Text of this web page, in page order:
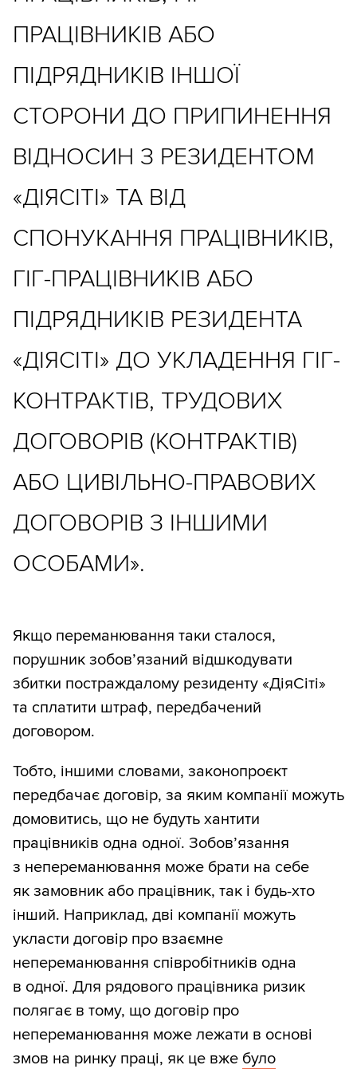
ПРАЦІВНИКІВ АБО
ПІДРЯДНИКІВ ІНШОЇ
СТОРОНИ ДО ПРИПИНЕННЯ
ВІДНОСИН З РЕЗИДЕНТОМ
«ДІЯСІТІ» ТА ВІД
СПОНУКАННЯ ПРАЦІВНИКІВ,
ГІГ-ПРАЦІВНИКІВ АБО
ПІДРЯДНИКІВ РЕЗИДЕНТА
«ДІЯСІТІ» ДО УКЛАДЕННЯ ГІГ-
КОНТРАКТІВ, ТРУДОВИХ
ДОГОВОРІВ (КОНТРАКТІВ)
АБО ЦИВІЛЬНО-ПРАВОВИХ
ДОГОВОРІВ З ІНШИМИ
ОСОБАМИ».
Якщо переманювання таки сталося,
порушник зобов’язаний відшкодувати
збитки постраждалому резиденту «ДіяСіті»
та сплатити штраф, передбачений
договором.
Тобто, іншими словами, законопроєкт
передбачає договір, за яким компанії можуть
домовитись, що не будуть хантити
працівників одна одної. Зобов’язання
з непереманювання може брати на себе
як замовник або працівник, так і будь-хто
інший. Наприклад, дві компанії можуть
укласти договір про взаємне
непереманювання співробітників одна
в одної. Для рядового працівника ризик
полягає в тому, що договір про
непереманювання може лежати в основі
змов на ринку праці, як це вже було